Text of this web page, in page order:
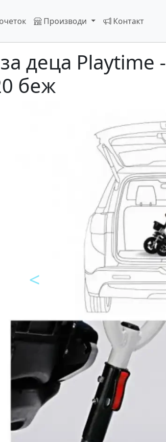
Производи Контакт
деца Playtime -
беж
<Предходно